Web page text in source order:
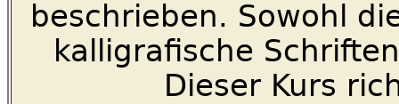
beschrieben. Sowohl
kalligrafische
Dieser Kurs